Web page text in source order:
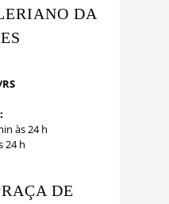
DA
às 24 h
24 h
DE